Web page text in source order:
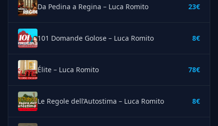
Da Pedina a Regina – Luca Romito 23€
101 Domande Golose – Luca Romito 8€
Élite – Luca Romito 78€
Le Regole dell’Autostima – Luca Romito 8€